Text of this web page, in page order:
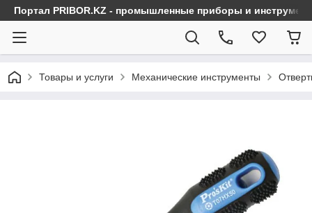
Портал PRIBOR.KZ - промышленные приборы и
Товары и услуги Механические инструменты